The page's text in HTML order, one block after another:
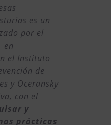
es un
por el
en
el Instituto
de
y Oceransky
con el
y
prácticas